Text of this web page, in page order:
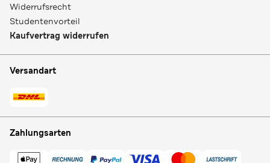
Widerrufsrecht
Studentenvorteil
Kaufvertrag widerrufen
Versandart
Zahlungsarten